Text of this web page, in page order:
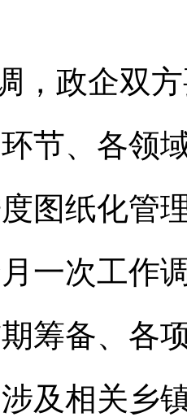
，政企双
节、各领
图纸化管
一次工作
筹备、各
及相关乡